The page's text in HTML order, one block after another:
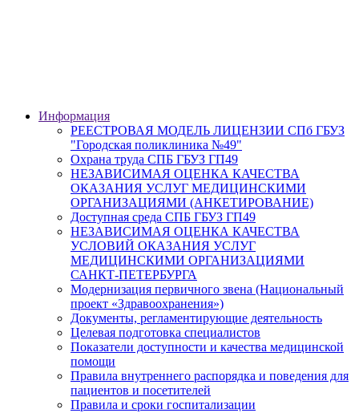
Информация
РЕЕСТРОВАЯ МОДЕЛЬ ЛИЦЕНЗИИ СПб ГБУЗ
"Городская поликлиника №49"
Охрана труда СПБ ГБУЗ ГП49
НЕЗАВИСИМАЯ ОЦЕНКА КАЧЕСТВА
ОКАЗАНИЯ УСЛУГ МЕДИЦИНСКИМИ
ОРГАНИЗАЦИЯМИ (АНКЕТИРОВАНИЕ)
Доступная среда СПБ ГБУЗ ГП49
НЕЗАВИСИМАЯ ОЦЕНКА КАЧЕСТВА
УСЛОВИЙ ОКАЗАНИЯ УСЛУГ
МЕДИЦИНСКИМИ ОРГАНИЗАЦИЯМИ
САНКТ-ПЕТЕРБУРГА
Модернизация первичного звена (Национальный
проект «Здравоохранения»)
Документы, регламентирующие деятельность
Целевая подготовка специалистов
Показатели доступности и качества медицинской
помощи
Правила внутреннего распорядка и поведения для
пациентов и посетителей
Правила и сроки госпитализации